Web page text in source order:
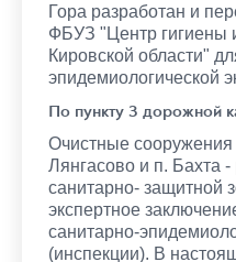
Гора разработан и
ФБУЗ "Центр гигиены
Кировской области"
эпидемиологической
По пункту 3 дорожной
Очистные сооружения
Лянгасово и п. Бахта -
санитарно- защитной
экспертное
санитарно-
(инспекции). В